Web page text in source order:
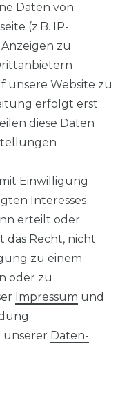
Daten von
(z.B. IP-
zu
unsere Website zu
erfolgt erst
diese Daten
Einwilligung
Interesses
erteilt oder
das Recht, nicht
zu einem
oder zu
Impressum und
unserer Daten­